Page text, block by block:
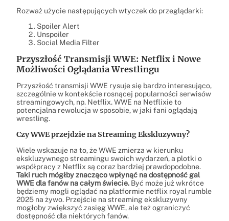
Rozważ użycie następujących wtyczek do przeglądarki:
Spoiler Alert
Unspoiler
Social Media Filter
Przyszłość Transmisji WWE: Netflix i Nowe
Możliwości Oglądania Wrestlingu
Przyszłość transmisji WWE rysuje się bardzo interesująco,
szczególnie w kontekście rosnącej popularności serwisów
streamingowych, np. Netflix. WWE na Netflixie to
potencjalna rewolucja w sposobie, w jaki fani oglądają
wrestling.
Czy WWE przejdzie na Streaming Ekskluzywny?
Wiele wskazuje na to, że WWE zmierza w kierunku
ekskluzywnego streamingu swoich wydarzeń, a plotki o
współpracy z Netflix są coraz bardziej prawdopodobne.
Taki ruch mógłby znacząco wpłynąć na dostępność gal
WWE dla fanów na całym świecie. Być może już wkrótce
będziemy mogli oglądać na platformie netflix royal rumble
2025 na żywo. Przejście na streaming ekskluzywny
mogłoby zwiększyć zasięg WWE, ale też ograniczyć
dostępność dla niektórych fanów.